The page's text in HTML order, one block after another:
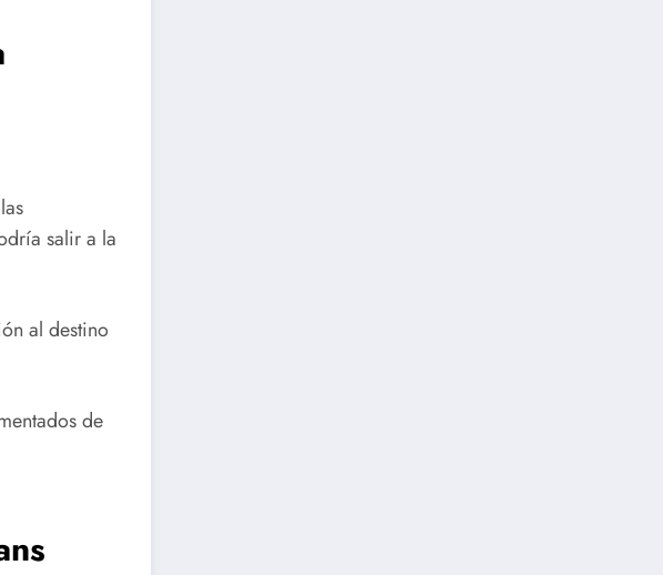
salir a la
al destino
de